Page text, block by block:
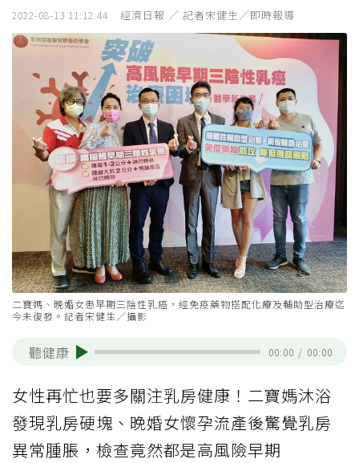
2022-08-13 11:12:44 經濟日報 ／ 記者宋健生／即時報導
二寶媽、晚婚女患早期三陰性乳癌，經免疫藥物搭配化療及輔助型治療迄
今未復發。記者宋健生／攝影
聽健康 00:00 / 00:00
女性再忙也要多關注乳房健康！二寶媽沐浴
發現乳房硬塊、晚婚女懷孕流產後驚覺乳房
異常腫脹，檢查竟然都是高風險早期